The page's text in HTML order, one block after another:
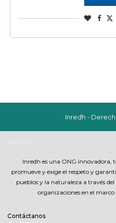
Inredh -
Inredh es una ONG innovadora,
promueve y exige el respeto y
pueblos y la naturaleza a través
organizaciones en el
Contáctanos